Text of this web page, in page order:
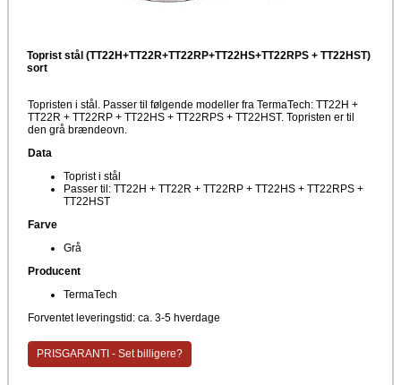
Toprist stål (TT22H+TT22R+TT22RP+TT22HS+TT22RPS + TT22HST)
sort
Topristen i stål. Passer til følgende modeller fra TermaTech: TT22H +
TT22R + TT22RP + TT22HS + TT22RPS + TT22HST. Topristen er til
den grå brændeovn.
Data
Toprist i stål
Passer til: TT22H + TT22R + TT22RP + TT22HS + TT22RPS +
TT22HST
Farve
Grå
Producent
TermaTech
Forventet leveringstid: ca. 3-5 hverdage
PRISGARANTI - Set billigere?